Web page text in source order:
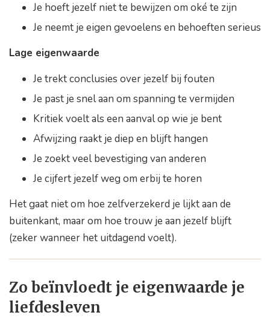
Je hoeft jezelf niet te bewijzen om oké te zijn
Je neemt je eigen gevoelens en behoeften serieus
Lage eigenwaarde
Je trekt conclusies over jezelf bij fouten
Je past je snel aan om spanning te vermijden
Kritiek voelt als een aanval op wie je bent
Afwijzing raakt je diep en blijft hangen
Je zoekt veel bevestiging van anderen
Je cijfert jezelf weg om erbij te horen
Het gaat niet om hoe zelfverzekerd je lijkt aan de
buitenkant, maar om hoe trouw je aan jezelf blijft
(zeker wanneer het uitdagend voelt).
Zo beïnvloedt je eigenwaarde je
liefdesleven